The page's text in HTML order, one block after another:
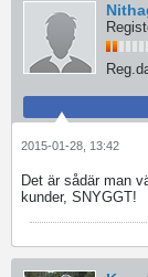
2015-01-28, 13:42
Det är sådär man
kunder, SNYGGT!